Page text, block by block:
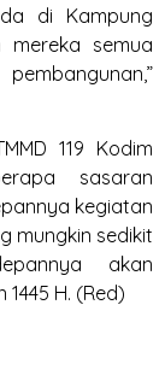
di Kampung
mereka semua
119 Kodim
sasaran
kegiatan
mungkin sedikit
akan
H. (Red)